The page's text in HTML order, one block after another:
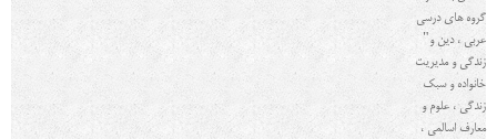
گروه های درسی
عربی ، دین و
زندگی و مدیریت
خانواده و سبک
زندگی ، علوم و
معارف اسالمی ،